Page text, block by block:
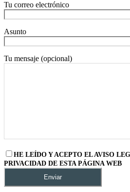
Tu correo electrónico
Asunto
Tu mensaje (opcional)
HE LEÍDO Y ACEPTO EL AVISO
PRIVACIDAD DE ESTA PÁGINA WEB